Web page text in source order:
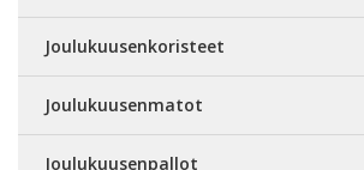
Joulukuusenkoristeet
Joulukuusenmatot
Joulukuusenpallot